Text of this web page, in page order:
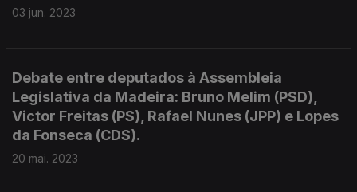
03 jun. 2023
Debate entre deputados à Assembleia
Legislativa da Madeira: Bruno Melim (PSD),
Victor Freitas (PS), Rafael Nunes (JPP) e Lopes
da Fonseca (CDS).
20 mai. 2023